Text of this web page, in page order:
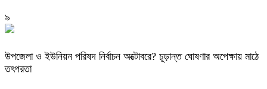
৯
উপজেলা ও ইউনিয়ন পরিষদ নির্বাচন অক্টোবরে? চূড়ান্ত ঘোষণার অপেক্ষায় মাঠে
তৎপরতা